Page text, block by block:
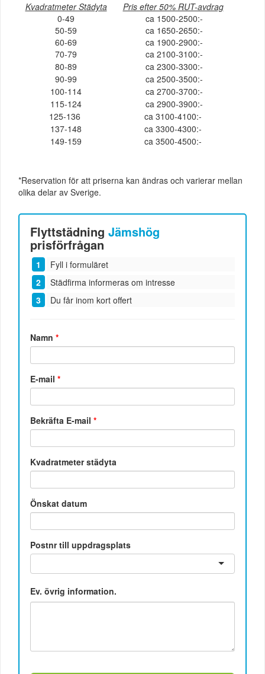
Kvadratmeter Städyta
Pris efter 50% RUT-avdrag
0-49
ca 1500-2500:-
50-59
ca 1650-2650:-
60-69
ca 1900-2900:-
70-79
ca 2100-3100:-
80-89
ca 2300-3300:-
90-99
ca 2500-3500:-
100-114
ca 2700-3700:-
115-124
ca 2900-3900:-
125-136
ca 3100-4100:-
137-148
ca 3300-4300:-
149-159
ca 3500-4500:-
*Reservation för att priserna kan ändras och varierar mellan
olika delar av Sverige.
FlyttstädningJämshög
prisförfrågan
Fyll i formuläret
Städfirma informeras om intresse
Du får inom kort offert
Namn*
E-mail*
Bekräfta E-mail*
Kvadratmeter städyta
Önskat datum
Postnr till uppdragsplats
Ev. övrig information.